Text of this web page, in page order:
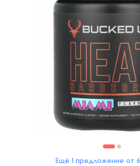
Ещё 1 предложение от